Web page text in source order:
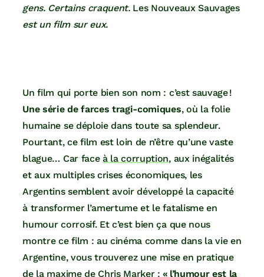
gens. Certains craquent. Les Nouveaux Sauvages
est un film sur eux.
Un film qui porte bien son nom : c’est sauvage !
Une série de farces tragi-comiques, où la folie
humaine se déploie dans toute sa splendeur.
Pourtant, ce film est loin de n’être qu’une vaste
blague… Car face à la corruption, aux inégalités
et aux multiples crises économiques, les
Argentins semblent avoir développé la capacité
à transformer l’amertume et le fatalisme en
humour corrosif. Et c’est bien ça que nous
montre ce film : au cinéma comme dans la vie en
Argentine, vous trouverez une mise en pratique
de la maxime de Chris Marker :« l’humour est la